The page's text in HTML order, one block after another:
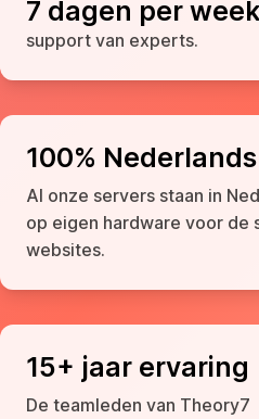
7 dagen per week
support van experts.
100% Nederlands
Al onze servers staan in
op eigen hardware voor de
websites.
15+ jaar ervaring
De teamleden van Theory7